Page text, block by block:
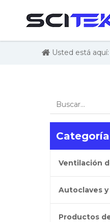
Usted está aquí:
Ventilación
Autoclaves
Productos